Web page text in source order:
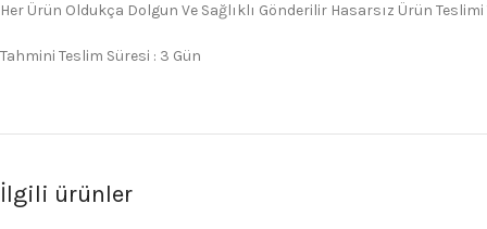
Her Ürün Oldukça Dolgun Ve Sağlıklı Gönderilir Hasarsız Ürün
Tahmini Teslim Süresi : 3 Gün
İlgili ürünler